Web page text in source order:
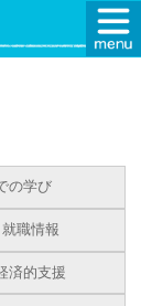
の学び
職情報
済的支援